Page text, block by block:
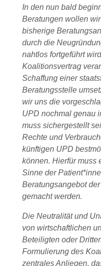
In den nun bald
Beratungen wollen
bisherige
durch die
nahtlos fortgeführt
Koalitionsvertrag
Schaffung einer
Beratungsstelle
wir uns die
UPD nochmal genau
muss sichergestellt
Rechte und
künftigen UPD
können. Hierfür muss
Sinne der
Beratungsangebot
gemacht werden.
Die Neutralität und
von wirtschaftlichen
Beteiligten oder
Formulierung des
zentrales Anliegen,